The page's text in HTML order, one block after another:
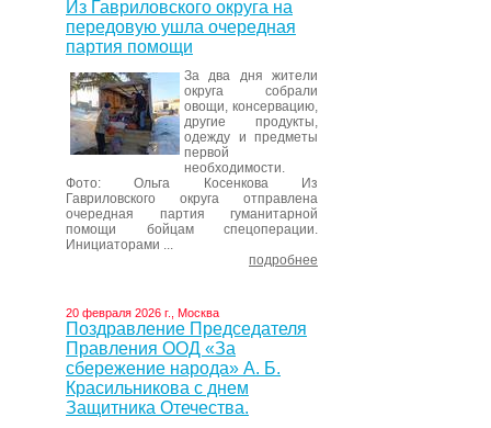
Из Гавриловского округа на
передовую ушла очередная
партия помощи
За два дня жители
округа собрали
овощи, консервацию,
другие продукты,
одежду и предметы
первой
необходимости.
Фото: Ольга Косенкова Из
Гавриловского округа отправлена
очередная партия гуманитарной
помощи бойцам спецоперации.
Инициаторами ...
подробнее
20 февраля 2026 г., Москва
Поздравление Председателя
Правления ООД «За
сбережение народа» А. Б.
Красильникова с днем
Защитника Отечества.